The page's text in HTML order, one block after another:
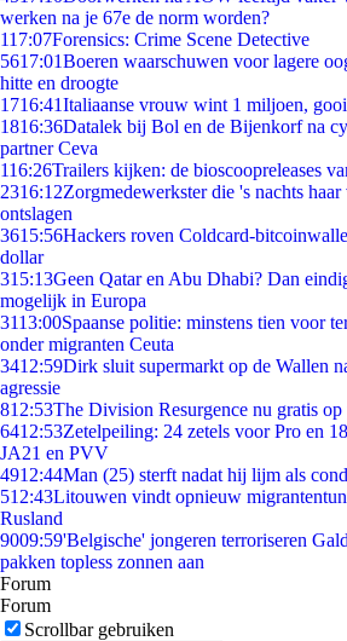
werken na je 67e de norm worden?
117:07Forensics: Crime Scene Detective
5617:01Boeren waarschuwen voor lagere
hitte en droogte
1716:41Italiaanse vrouw wint 1 miljoen,
1816:36Datalek bij Bol en de Bijenkorf na
partner Ceva
116:26Trailers kijken: de bioscoopreleases
2316:12Zorgmedewerkster die 's nachts
ontslagen
3615:56Hackers roven Coldcard-
dollar
315:13Geen Qatar en Abu Dhabi? Dan
mogelijk in Europa
3113:00Spaanse politie: minstens tien voor
onder migranten Ceuta
3412:59Dirk sluit supermarkt op de Wallen
agressie
812:53The Division Resurgence nu gratis op
6412:53Zetelpeiling: 24 zetels voor Pro en
JA21 en PVV
4912:44Man (25) sterft nadat hij lijm als
512:43Litouwen vindt opnieuw
Rusland
9009:59'Belgische' jongeren terroriseren
pakken topless zonnen aan
Forum
Forum
Scrollbar gebruiken